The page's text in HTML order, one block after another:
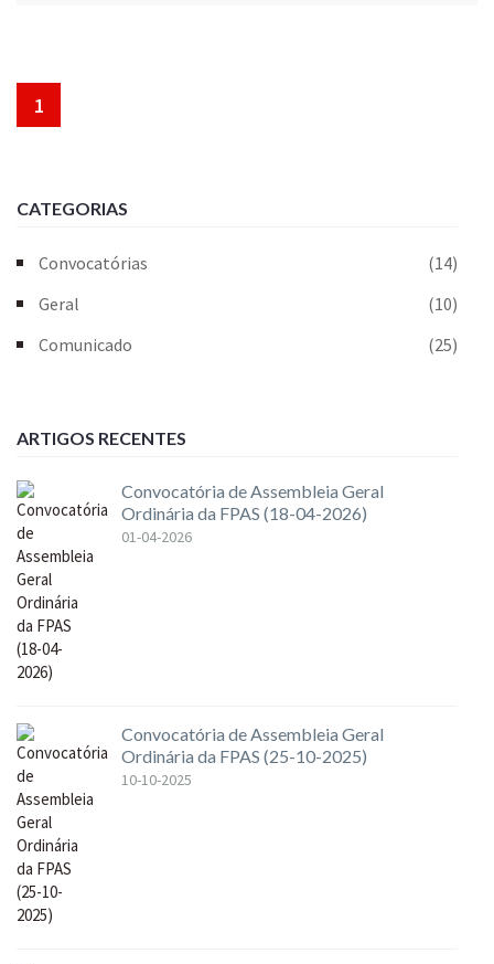
1
CATEGORIAS
Convocatórias
(14)
Geral
(10)
Comunicado
(25)
ARTIGOS RECENTES
Convocatória de Assembleia Geral
Ordinária da FPAS (18-04-2026)
01-04-2026
Convocatória de Assembleia Geral
Ordinária da FPAS (25-10-2025)
10-10-2025